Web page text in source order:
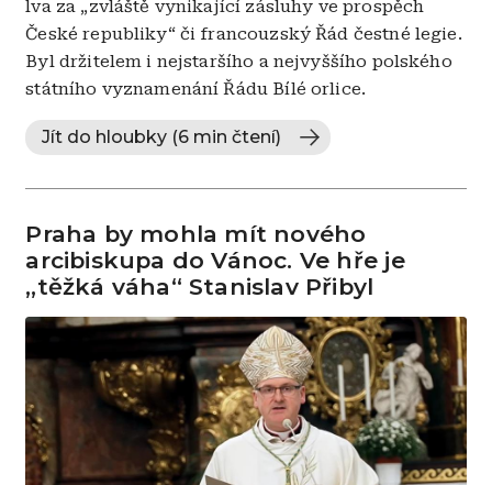
lva za „zvláště vynikající zásluhy ve prospěch
České republiky“ či francouzský Řád čestné legie.
Byl držitelem i nejstaršího a nejvyššího polského
státního vyznamenání Řádu Bílé orlice.
Jít do hloubky (6 min čtení)
Praha by mohla mít nového
arcibiskupa do Vánoc. Ve hře je
„těžká váha“ Stanislav Přibyl